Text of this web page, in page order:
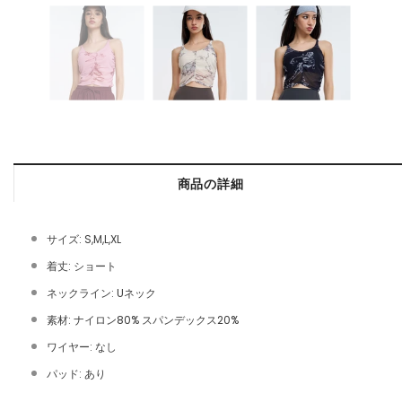
商品の詳細
サイズ: S,M,L,XL
着丈: ショート
ネックライン: Uネック
素材: ナイロン80% スパンデックス20%
ワイヤー: なし
パッド: あり